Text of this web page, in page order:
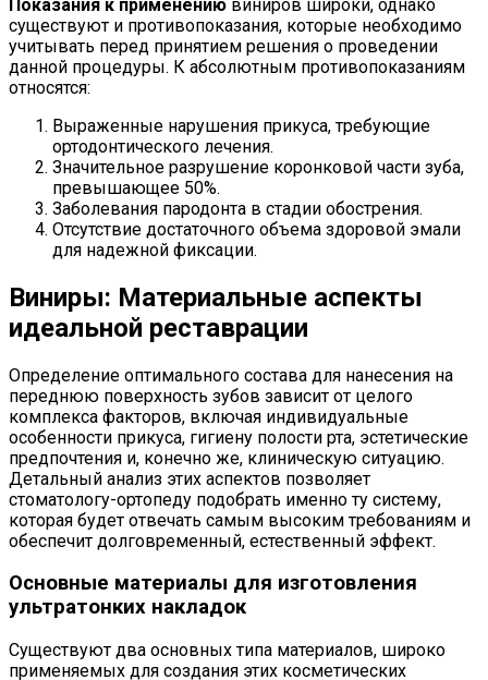
Показания к применению виниров широки, однако
существуют и противопоказания, которые необходимо
учитывать перед принятием решения о проведении
данной процедуры. К абсолютным противопоказаниям
относятся:
Выраженные нарушения прикуса, требующие
ортодонтического лечения.
Значительное разрушение коронковой части зуба,
превышающее 50%.
Заболевания пародонта в стадии обострения.
Отсутствие достаточного объема здоровой эмали
для надежной фиксации.
Виниры: Материальные аспекты
идеальной реставрации
Определение оптимального состава для нанесения на
переднюю поверхность зубов зависит от целого
комплекса факторов, включая индивидуальные
особенности прикуса, гигиену полости рта, эстетические
предпочтения и, конечно же, клиническую ситуацию.
Детальный анализ этих аспектов позволяет
стоматологу-ортопеду подобрать именно ту систему,
которая будет отвечать самым высоким требованиям и
обеспечит долговременный, естественный эффект.
Основные материалы для изготовления
ультратонких накладок
Существуют два основных типа материалов, широко
применяемых для создания этих косметических